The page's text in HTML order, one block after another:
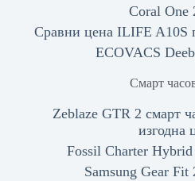
Coral One
Сравни цена ILIFE A10S
ECOVACS
Смарт
Zeblaze GTR 2 смарт
изгодна
Fossil Charter
Samsung Gear Fit